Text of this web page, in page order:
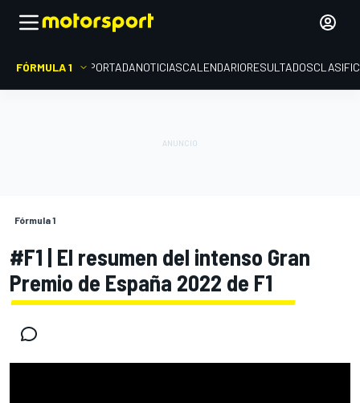
FÓRMULA 1 PORTADANOTICIASCALENDARIORESULTADOS
Fórmula 1
#F1 | El resumen del intenso Gran
Premio de España 2022 de F1